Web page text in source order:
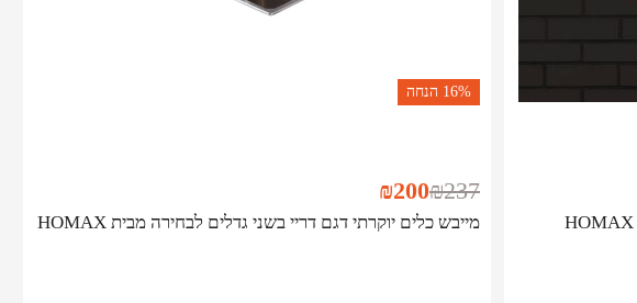
16% הנחה
מייבש כלים יוקרתי דגם דריי בשני גדלים לבחירה מבית HOMAX
₪237
₪200